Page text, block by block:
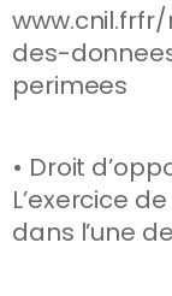
des-
perimees
• Droit
L’exercice
dans l’une